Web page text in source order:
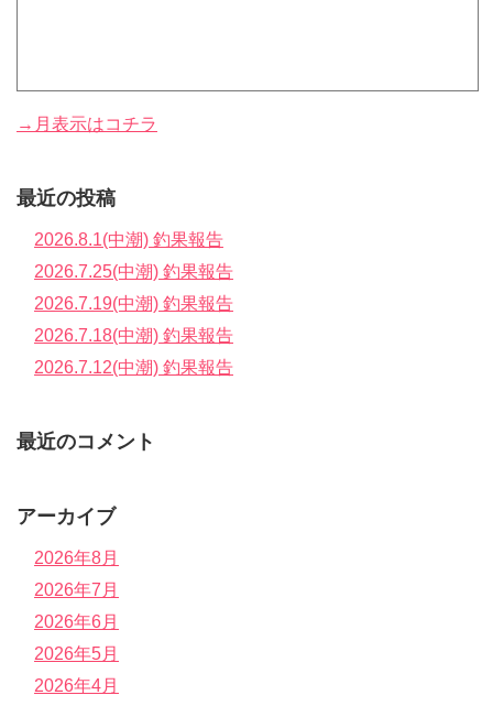
→月表示はコチラ
最近の投稿
2026.8.1(中潮) 釣果報告
2026.7.25(中潮) 釣果報告
2026.7.19(中潮) 釣果報告
2026.7.18(中潮) 釣果報告
2026.7.12(中潮) 釣果報告
最近のコメント
アーカイブ
2026年8月
2026年7月
2026年6月
2026年5月
2026年4月